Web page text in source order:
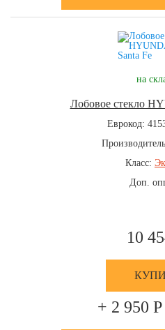
на
Лобовое стекло
Еврокод:
Класс:
Доп.
10
+ 2 950 Р